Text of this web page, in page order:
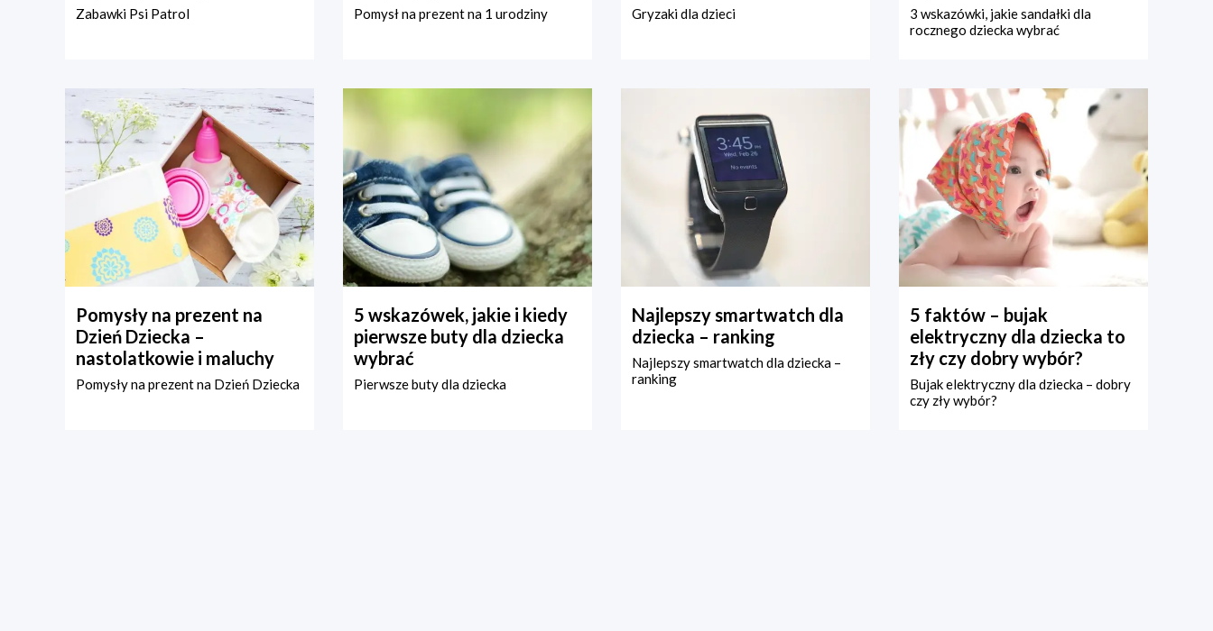
Zabawki Psi Patrol Pomysł na prezent na 1 urodziny Gryzaki dla dzieci
3 wskazówki, jakie sandałki dla
rocznego dziecka wybrać
Pomysły na prezent na
Dzień Dziecka –
nastolatkowie i maluchy
Pomysły na prezent na Dzień Dziecka
5 wskazówek, jakie i kiedy
pierwsze buty dla dziecka
wybrać
Pierwsze buty dla dziecka
Najlepszy smartwatch dla
dziecka – ranking
Najlepszy smartwatch dla dziecka –
ranking
5 faktów – bujak
elektryczny dla dziecka to
zły czy dobry wybór?
Bujak elektryczny dla dziecka – dobry
czy zły wybór?